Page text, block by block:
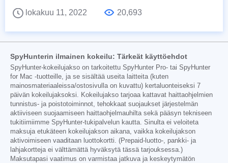
lokakuu 11, 2022
20,693
SpyHunterin ilmainen kokeilu: Tärkeät käyttöehdot
SpyHunter-kokeilujakso on tarkoitettu SpyHunter Pro- tai SpyHunter
for Mac -tuotteille, ja se sisältää useita laitteita (kuten
mainosmateriaaleissa/ostosivulla on kuvattu) kertaluonteiseksi 7
päivän kokeilujaksoksi. Kokeilujakso tarjoaa kattavat haittaohjelmien
tunnistus- ja poistotoiminnot, tehokkaat suojaukset järjestelmän
aktiiviseen suojaamiseen haittaohjelmauhilta sekä pääsyn tekniseen
tukitiimiimme SpyHunter-tukipalvelun kautta. Sinulta ei veloiteta
maksuja etukäteen kokeilujakson aikana, vaikka kokeilujakson
aktivoimiseen vaaditaan luottokortti. (Prepaid-luotto-, pankki- ja
lahjakortteja ei välttämättä hyväksytä tässä tarjouksessa.)
Maksutapasi vaatimus on varmistaa jatkuva ja keskeytymätön